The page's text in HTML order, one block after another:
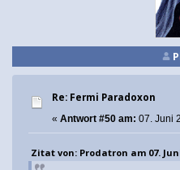
Re: Fermi Paradoxon
« Antwort #50 am: 07. Juni
Zitat von: Prodatron am 07. Juni